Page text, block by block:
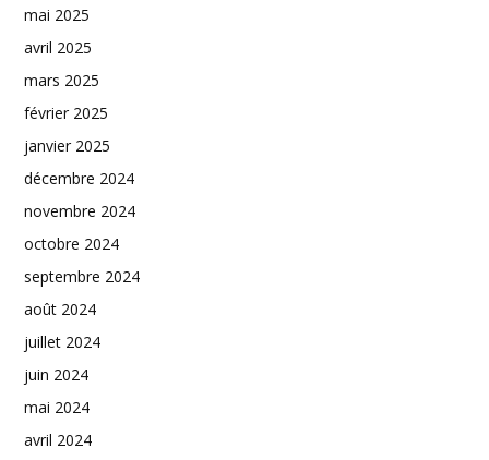
mai 2025
avril 2025
mars 2025
février 2025
janvier 2025
décembre 2024
novembre 2024
octobre 2024
septembre 2024
août 2024
juillet 2024
juin 2024
mai 2024
avril 2024